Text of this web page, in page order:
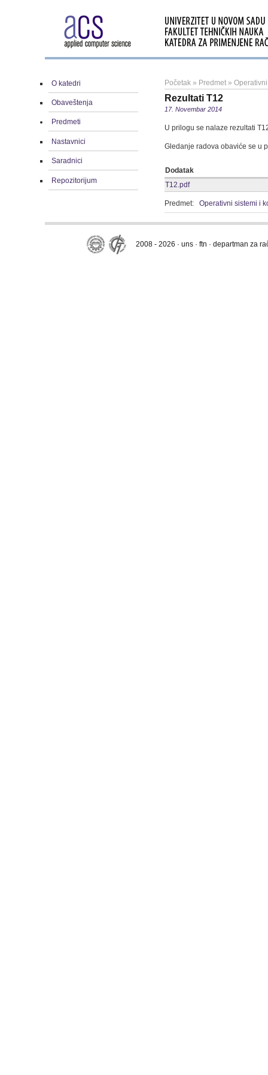
O katedri
Obaveštenja
Predmeti
Nastavnici
Saradnici
Repozitorijum
Početak » Predmet »
Rezultati T12
17. Novembar 2014
U prilogu se nalaze rezultati
Gledanje radova obaviće se u
Dodatak
T12.pdf
Predmet: Operativni sistemi i
2008 - 2026 · uns · ftn · departman za